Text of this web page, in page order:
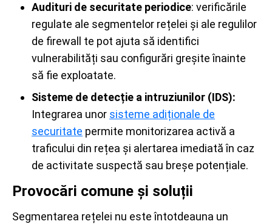
Audituri de securitate periodice: verificările
regulate ale segmentelor rețelei și ale regulilor
de firewall te pot ajuta să identifici
vulnerabilități sau configurări greșite înainte
să fie exploatate.
Sisteme de detecție a intruziunilor (IDS):
Integrarea unor sisteme adiționale de
securitate permite monitorizarea activă a
traficului din rețea și alertarea imediată în caz
de activitate suspectă sau breșe potențiale.
Provocări comune și soluții
Segmentarea rețelei nu este întotdeauna un